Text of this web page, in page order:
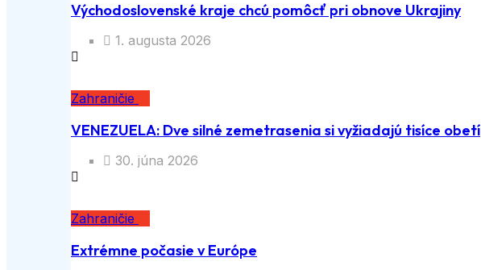
Východoslovenské kraje chcú pomôcť pri obnove Ukrajiny
1. augusta 2026
Zahraničie
VENEZUELA: Dve silné zemetrasenia si vyžiadajú tisíce obetí
30. júna 2026
Zahraničie
Extrémne počasie v Európe